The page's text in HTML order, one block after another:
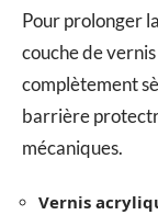
Pour prolonger
couche de
complètement
barrière
mécaniques.
Vernis